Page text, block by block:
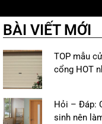
BÀI VIẾT MỚI
TOP mẫu
cổng HOT
Hỏi – Đáp:
sinh nên